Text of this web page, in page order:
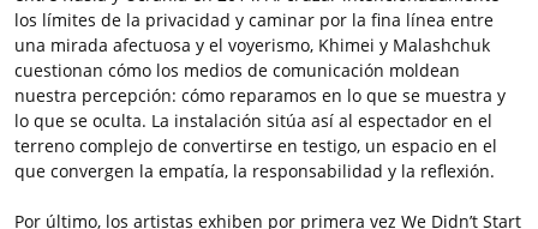
los límites de la privacidad y caminar por la fina línea entre
una mirada afectuosa y el voyerismo, Khimei y Malashchuk
cuestionan cómo los medios de comunicación moldean
nuestra percepción: cómo reparamos en lo que se muestra y
lo que se oculta. La instalación sitúa así al espectador en el
terreno complejo de convertirse en testigo, un espacio en el
que convergen la empatía, la responsabilidad y la reflexión.
Por último, los artistas exhiben por primera vez We Didn’t Start